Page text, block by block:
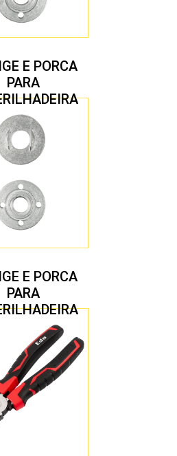
E PORCA
PARA
22,23 MM
E PORCA
PARA
20,00 MM